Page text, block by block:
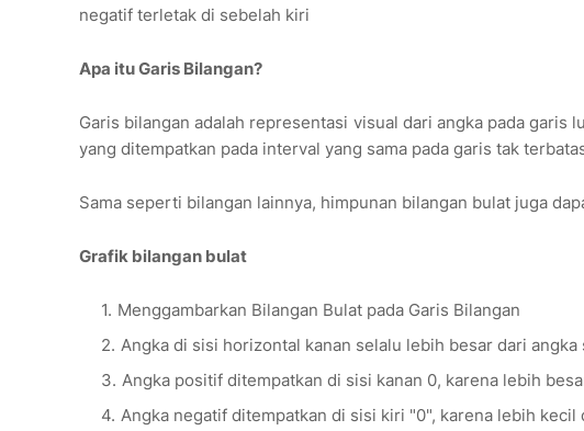
negatif terletak di sebelah kiri
Apa itu Garis Bilangan?
Garis bilangan adalah representasi visual dari angka pada
yang ditempatkan pada interval yang sama pada garis tak
Sama seperti bilangan lainnya, himpunan bilangan bulat juga
Grafik bilangan bulat
Menggambarkan Bilangan Bulat pada Garis Bilangan
Angka di sisi horizontal kanan selalu lebih besar dari angka
Angka positif ditempatkan di sisi kanan 0, karena lebih
Angka negatif ditempatkan di sisi kiri "0", karena lebih kecil